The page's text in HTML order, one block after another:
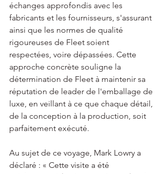
échanges approfondis avec les
fabricants et les fournisseurs, s'assurant
ainsi que les normes de qualité
rigoureuses de Fleet soient
respectées, voire dépassées. Cette
approche concrète souligne la
détermination de Fleet à maintenir sa
réputation de leader de l'emballage de
luxe, en veillant à ce que chaque détail,
de la conception à la production, soit
parfaitement exécuté.
Au sujet de ce voyage, Mark Lowry a
déclaré : « Cette visite a été